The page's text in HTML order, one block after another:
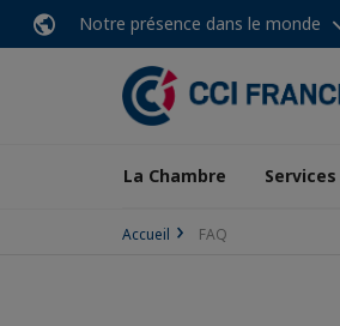
Notre présence dans le monde
La Chambre
Accueil FAQ